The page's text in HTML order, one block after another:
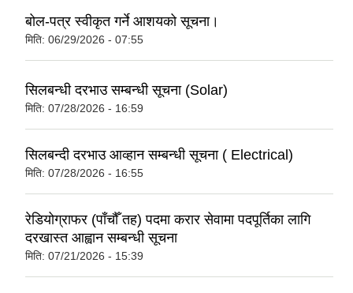
बोल-पत्र स्वीकृत गर्ने आशयको सूचना।
मिति: 06/29/2026 - 07:55
सिलबन्धी दरभाउ सम्बन्धी सूचना (Solar)
मिति: 07/28/2026 - 16:59
सिलबन्दी दरभाउ आव्हान सम्बन्धी सूचना ( Electrical)
मिति: 07/28/2026 - 16:55
रेडियोग्राफर (पाँचौँ तह) पदमा करार सेवामा पदपूर्तिका लागि
दरखास्त आह्वान सम्बन्धी सूचना
मिति: 07/21/2026 - 15:39